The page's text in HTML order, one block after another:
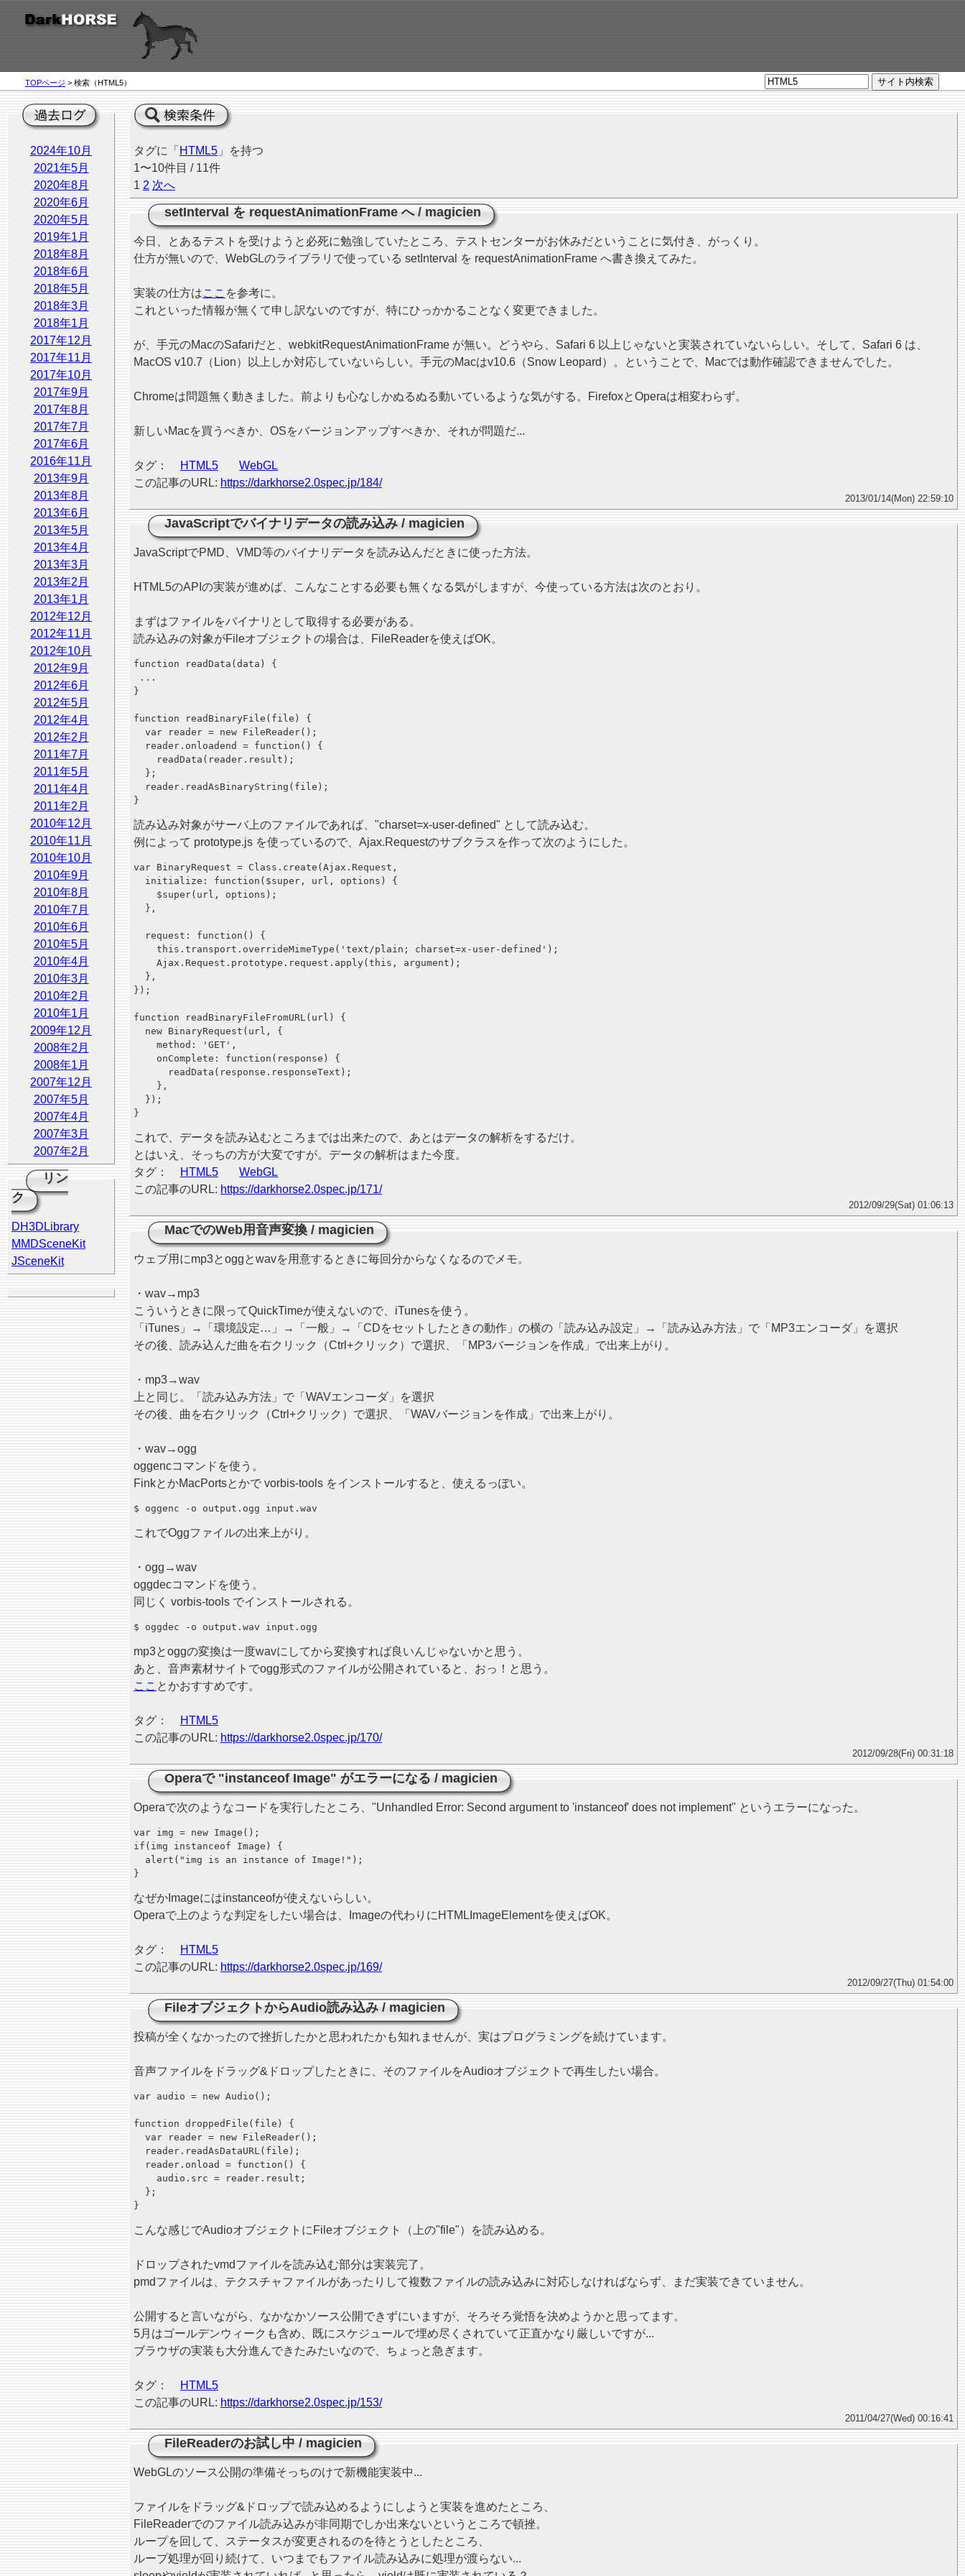
TOPページ > 検索（HTML5） サイト内検索
2024年10月
2021年5月
2020年8月
2020年6月
2020年5月
2019年1月
2018年8月
2018年6月
2018年5月
2018年3月
2018年1月
2017年12月
2017年11月
2017年10月
2017年9月
2017年8月
2017年7月
2017年6月
2016年11月
2013年9月
2013年8月
2013年6月
2013年5月
2013年4月
2013年3月
2013年2月
2013年1月
2012年12月
2012年11月
2012年10月
2012年9月
2012年6月
2012年5月
2012年4月
2012年2月
2011年7月
2011年5月
2011年4月
2011年2月
2010年12月
2010年11月
2010年10月
2010年9月
2010年8月
2010年7月
2010年6月
2010年5月
2010年4月
2010年3月
2010年2月
2010年1月
2009年12月
2008年2月
2008年1月
2007年12月
2007年5月
2007年4月
2007年3月
2007年2月
リン
ク
DH3DLibrary
MMDSceneKit
JSceneKit
タグに「 HTML5 」を持つ
1〜10件目 / 11件
1 2 次へ
setInterval を requestAnimationFrame へ/magicien
今日、とあるテストを受けようと必死に勉強していたところ、テストセンターがお休みだということに気付き、がっくり。
仕方が無いので、WebGLのライブラリで使っている setInterval を requestAnimationFrame へ書き換えてみた。
実装の仕方はここ を参考に。
これといった情報が無くて申し訳ないのですが、特にひっかかることなく変更できました。
が、手元のMacのSafariだと、webkitRequestAnimationFrame が無い。どうやら、Safari 6 以上じゃないと実装されていないらしい。そして、Safari 6 は、
MacOS v10.7（Lion）以上しか対応していないらしい。手元のMacはv10.6（Snow Leopard）。ということで、Macでは動作確認できませんでした。
Chromeは問題無く動きました。前よりも心なしかぬるぬる動いているような気がする。FirefoxとOperaは相変わらず。
新しいMacを買うべきか、OSをバージョンアップすべきか、それが問題だ...
タグ： HTML5
WebGL
この記事のURL: https://darkhorse2.0spec.jp/184/
2013/01/14(Mon) 22:59:10
JavaScriptでバイナリデータの読み込み/magicien
JavaScriptでPMD、VMD等のバイナリデータを読み込んだときに使った方法。
HTML5のAPIの実装が進めば、こんなことする必要も無くなる気がしますが、今使っている方法は次のとおり。
まずはファイルをバイナリとして取得する必要がある。
読み込みの対象がFileオブジェクトの場合は、FileReaderを使えばOK。
function readData(data) {
...
}
function readBinaryFile(file) {
  var reader = new FileReader();
  reader.onloadend = function() {
    readData(reader.result);
  };
  reader.readAsBinaryString(file);
読み込み対象がサーバ上のファイルであれば、"charset=x-user-defined" として読み込む。
例によって prototype.js を使っているので、Ajax.Requestのサブクラスを作って次のようにした。
var BinaryRequest = Class.create(Ajax.Request,
  initialize: function($super, url, options) {
    $super(url, options);
  },
  request: function() {
    this.transport.overrideMimeType('text/plain; charset=x-user-defined');
    Ajax.Request.prototype.request.apply(this, argument);
  },
});
function readBinaryFileFromURL(url) {
  new BinaryRequest(url, {
    method: 'GET',
    onComplete: function(response) {
      readData(response.responseText);
    },
  });
これで、データを読み込むところまでは出来たので、あとはデータの解析をするだけ。
とはいえ、そっちの方が大変ですが。データの解析はまた今度。
タグ：
HTML5
WebGL
この記事のURL: https://darkhorse2.0spec.jp/171/
2012/09/29(Sat) 01:06:13
MacでのWeb用音声変換/magicien
ウェブ用にmp3とoggとwavを用意するときに毎回分からなくなるのでメモ。
・wav→mp3
こういうときに限ってQuickTimeが使えないので、iTunesを使う。
「iTunes」→「環境設定…」→「一般」→「CDをセットしたときの動作」の横の「読み込み設定」→「読み込み方法」で「MP3エンコーダ」を選択
その後、読み込んだ曲を右クリック（Ctrl+クリック）で選択、「MP3バージョンを作成」で出来上がり。
・mp3→wav
上と同じ。「読み込み方法」で「WAVエンコーダ」を選択
その後、曲を右クリック（Ctrl+クリック）で選択、「WAVバージョンを作成」で出来上がり。
・wav→ogg
oggencコマンドを使う。
FinkとかMacPortsとかで vorbis-tools をインストールすると、使えるっぽい。
これでOggファイルの出来上がり。
・ogg→wav
oggdecコマンドを使う。
同じく vorbis-tools でインストールされる。
mp3とoggの変換は一度wavにしてから変換すれば良いんじゃないかと思う。
あと、音声素材サイトでogg形式のファイルが公開されていると、おっ！と思う。
ここ とかおすすめです。
タグ：
HTML5
この記事のURL: https://darkhorse2.0spec.jp/170/
2012/09/28(Fri) 00:31:18
Operaで "instanceof Image" がエラーになる/magicien
Operaで次のようなコードを実行したところ、"Unhandled Error: Second argument to 'instanceof' does not implement" というエラーになった。
var img = new Image();
if(img instanceof Image) {
  alert("img is an instance of Image!");
なぜかImageにはinstanceofが使えないらしい。
Operaで上のような判定をしたい場合は、Imageの代わりにHTMLImageElementを使えばOK。
タグ：
HTML5
この記事のURL: https://darkhorse2.0spec.jp/169/
2012/09/27(Thu) 01:54:00
FileオブジェクトからAudio読み込み/magicien
投稿が全くなかったので挫折したかと思われたかも知れませんが、実はプログラミングを続けています。
音声ファイルをドラッグ&ドロップしたときに、そのファイルをAudioオブジェクトで再生したい場合。
var audio = new Audio();
function droppedFile(file) {
  var reader = new FileReader();
  reader.readAsDataURL(file);
  reader.onload = function() {
    audio.src = reader.result;
  };
こんな感じでAudioオブジェクトにFileオブジェクト（上の"file"）を読み込める。
ドロップされたvmdファイルを読み込む部分は実装完了。
pmdファイルは、テクスチャファイルがあったりして複数ファイルの読み込みに対応しなければならず、まだ実装できていません。
公開すると言いながら、なかなかソース公開できずにいますが、そろそろ覚悟を決めようかと思ってます。
5月はゴールデンウィークも含め、既にスケジュールで埋め尽くされていて正直かなり厳しいですが...
ブラウザの実装も大分進んできたみたいなので、ちょっと急ぎます。
タグ：
HTML5
この記事のURL: https://darkhorse2.0spec.jp/153/
2011/04/27(Wed) 00:16:41
FileReaderのお試し中/magicien
WebGLのソース公開の準備そっちのけで新機能実装中...
ファイルをドラッグ&ドロップで読み込めるようにしようと実装を進めたところ、
FileReaderでのファイル読み込みが非同期でしか出来ないというところで頓挫。
ループを回して、ステータスが変更されるのを待とうとしたところ、
ループ処理が回り続けて、いつまでもファイル読み込みに処理が渡らない...